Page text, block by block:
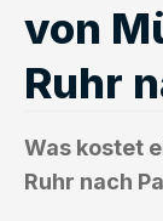
von
Ruhr
Was kostet
Ruhr nach